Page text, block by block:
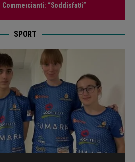
Commercianti: “Soddisfatti”
SPORT